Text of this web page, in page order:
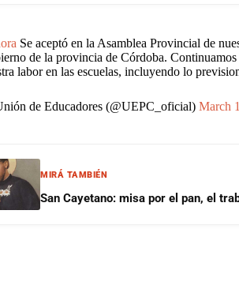
Se aceptó en la Asamblea Provincial de
de la provincia de Córdoba. Continuamos
labor en las escuelas, incluyendo lo
de Educadores (@UEPC_oficial) March
MIRÁ TAMBIÉN
San Cayetano: misa por el pan, el